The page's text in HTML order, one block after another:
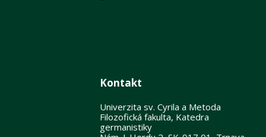
Kontakt
Univerzita sv. Cyrila a Metoda
Filozofická fakulta, Katedra
germanistiky